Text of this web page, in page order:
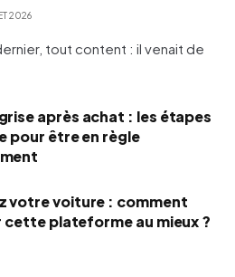
2026
tout content : il venait de
après achat : les étapes
pour être en règle
votre voiture : comment
cette plateforme au mieux ?